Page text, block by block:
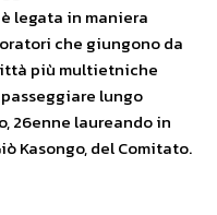
legata in maniera
che giungono da
più multietniche
passeggiare lungo
26enne laureando in
Kasongo, del Comitato.